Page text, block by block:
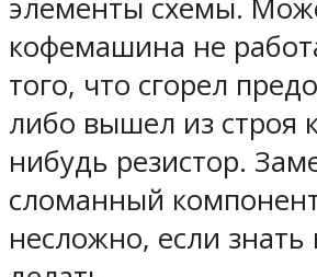
элементы схемы.
кофемашина не
того, что сгорел
либо вышел из строя
нибудь резистор.
сломанный
несложно, если знать